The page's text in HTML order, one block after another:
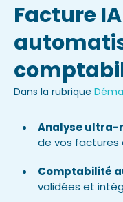
Facture
Dans la rubrique
Analyse ultra-
de vos factures
Comptabilité
validées et